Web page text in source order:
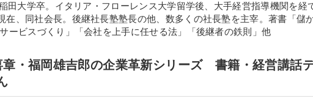
田大学卒。イタリア・フローレンス大学留学後、大手経営指導機関を経
在、同社会長。後継社長塾塾長の他、数多くの社長塾を主宰。著書「儲
ービスづくり」「会社を上手に任せる法」「後継者の鉄則」他
・福岡雄吉郎の企業革新シリーズ 書籍・経営講話